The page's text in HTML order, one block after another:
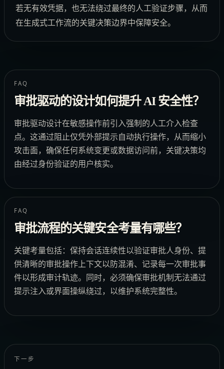
若无有效凭据，也无法绕过最终的人工验证步骤，从而
在生成式工作流的关键决策边界中保障安全。
FAQ
审批驱动的设计如何提升 AI 安全性？
审批驱动设计在敏感操作前引入强制的人工介入检查
点。这通过阻止仅凭外部提示自动执行操作，从而缩小
攻击面，确保任何系统变更或数据访问前，关键决策均
由经过身份验证的用户核实。
FAQ
审批流程的关键安全考量有哪些？
关键考量包括：保持会话连续性以验证审批人身份、提
供清晰的审批操作上下文以防混淆、记录每一次审批事
件以形成审计轨迹。同时，必须确保审批机制无法通过
提示注入或界面操纵绕过，以维护系统完整性。
下一步